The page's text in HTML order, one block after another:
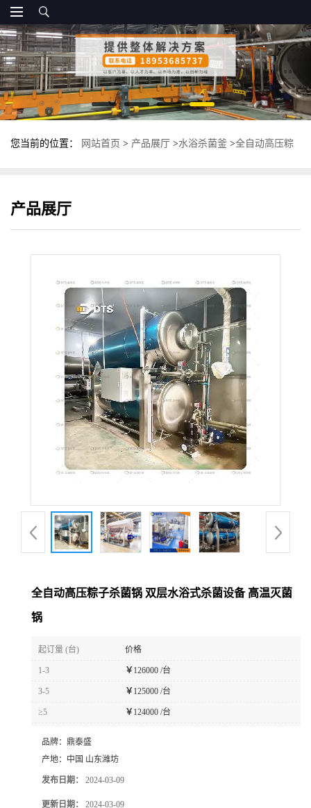
您当前的位置： 网站首页 > 产品展厅 >水浴杀菌釜 >全自动高压粽
产品展厅
全自动高压粽子杀菌锅 双层水浴式杀菌设备 高温灭菌
锅
起订量 (台) 价格
1-3 ￥ 126000 /台
3-5 ￥ 125000 /台
≥5 ￥ 124000 /台
品牌： 鼎泰盛
产地： 中国 山东潍坊
发布日期： 2024-03-09
更新日期： 2024-03-09